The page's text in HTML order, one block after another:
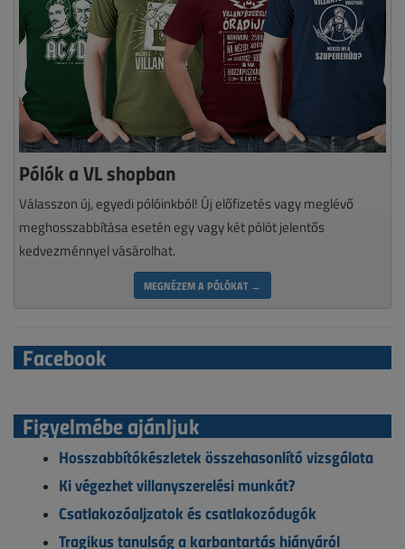
Pólók a VL shopban
Válasszon új, egyedi pólóinkból! Új előfizetés vagy meglévő
meghosszabbítása esetén egy vagy két pólót jelentős
kedvezménnyel vásárolhat.
MEGNÉZEM A PÓLÓKAT →
Facebook
Figyelmébe ajánljuk
Hosszabbítókészletek összehasonlító vizsgálata
Ki végezhet villanyszerelési munkát?
Csatlakozóaljzatok és csatlakozódugók
Tragikus tanulság a karbantartás hiányáról